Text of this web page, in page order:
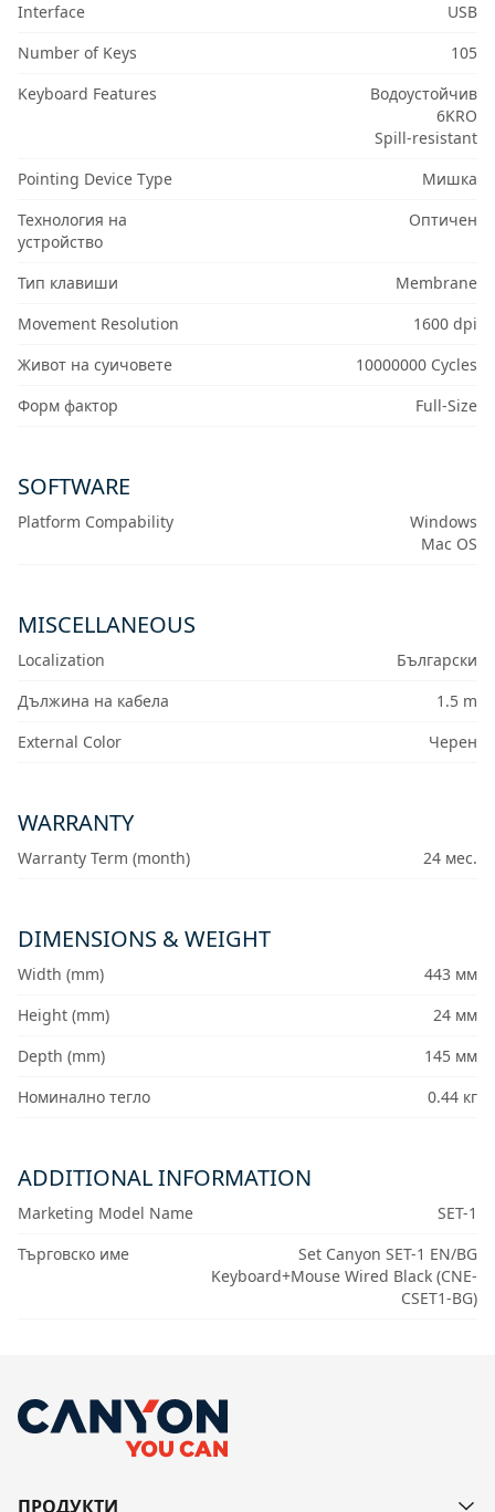
Interface
USB
Number of Keys
105
Keyboard Features
Водоустойчив
6KRO
Spill-resistant
Pointing Device Type
Мишка
Технология на
устройство
Оптичен
Тип клавиши
Membrane
Movement Resolution
1600 dpi
Живот на суичовете
10000000 Cycles
Форм фактор
Full-Size
SOFTWARE
Platform Compability
Windows
Mac OS
MISCELLANEOUS
Localization
Български
Дължина на кабела
1.5 m
External Color
Черен
WARRANTY
Warranty Term (month) 24 мес.
DIMENSIONS & WEIGHT
Width (mm)
443 мм
Height (mm)
24 мм
Depth (mm)
145 мм
Номинално тегло
0.44 кг
ADDITIONAL INFORMATION
Marketing Model Name
SET-1
Търговско име
Set Canyon SET-1 EN/BG
Keyboard+Mouse Wired Black (CNE-
CSET1-BG)
ПРОДУКТИ